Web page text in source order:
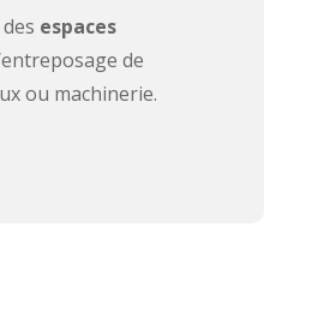
espaces
de
ou machinerie.